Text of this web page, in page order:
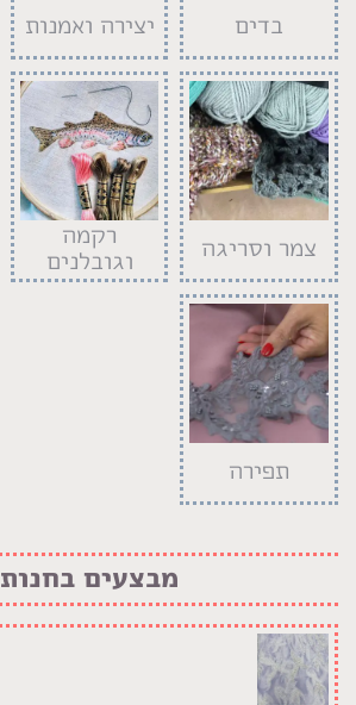
בדים יצירה ואמנות
צמר וסריגה רקמה
וגובלנים
תפירה
מבצעים בחנות